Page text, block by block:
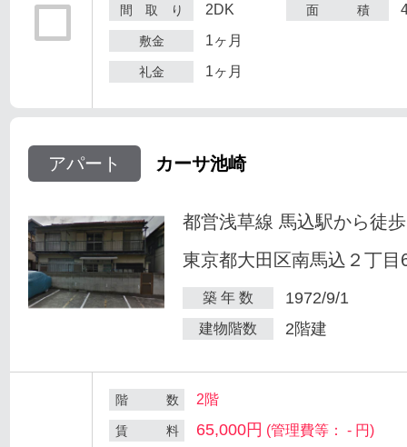
間 取 り 2DK 面 積
敷金 1ヶ月
礼金 1ヶ月
アパート カーサ池崎
都営浅草線 馬込駅から徒
東京都大田区南馬込２丁目
築 年 数 1972/9/1
建物階数 2階建
階 数 2階
賃 料 65,000円 (管理費等： - 円)